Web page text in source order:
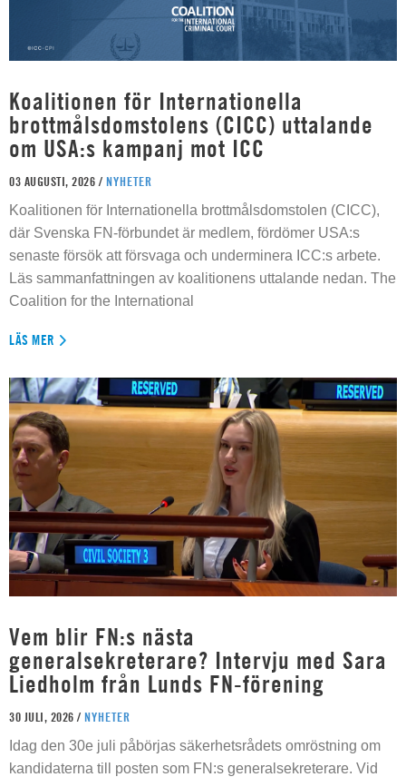
Koalitionen för Internationella
brottmålsdomstolens (CICC) uttalande
om USA:s kampanj mot ICC
03 AUGUSTI, 2026 / NYHETER
Koalitionen för Internationella brottmålsdomstolen (CICC),
där Svenska FN-förbundet är medlem, fördömer USA:s
senaste försök att försvaga och underminera ICC:s arbete.
Läs sammanfattningen av koalitionens uttalande nedan. The
Coalition for the International
LÄS MER
Vem blir FN:s nästa
generalsekreterare? Intervju med Sara
Liedholm från Lunds FN-förening
30 JULI, 2026 / NYHETER
Idag den 30e juli påbörjas säkerhetsrådets omröstning om
kandidaterna till posten som FN:s generalsekreterare. Vid